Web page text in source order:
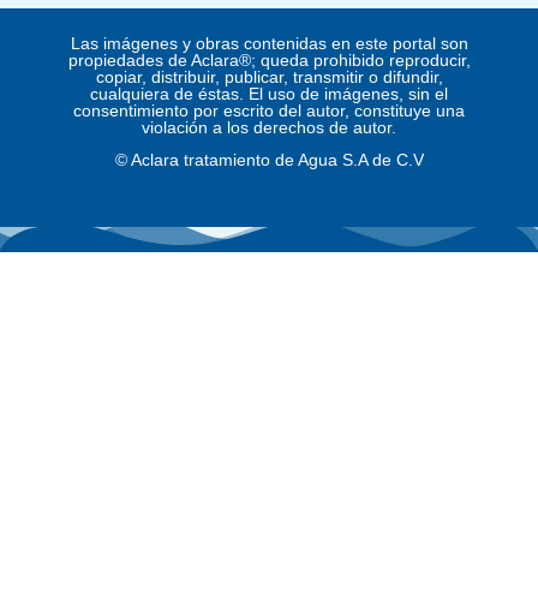
Las imágenes y obras contenidas en este portal son
propiedades de Aclara®; queda prohibido reproducir,
copiar, distribuir, publicar, transmitir o difundir,
cualquiera de éstas. El uso de imágenes, sin el
consentimiento por escrito del autor, constituye una
violación a los derechos de autor.
© Aclara tratamiento de Agua S.A de C.V